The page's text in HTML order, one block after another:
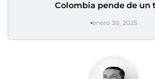
Colombia pende de un
enero 30, 2025